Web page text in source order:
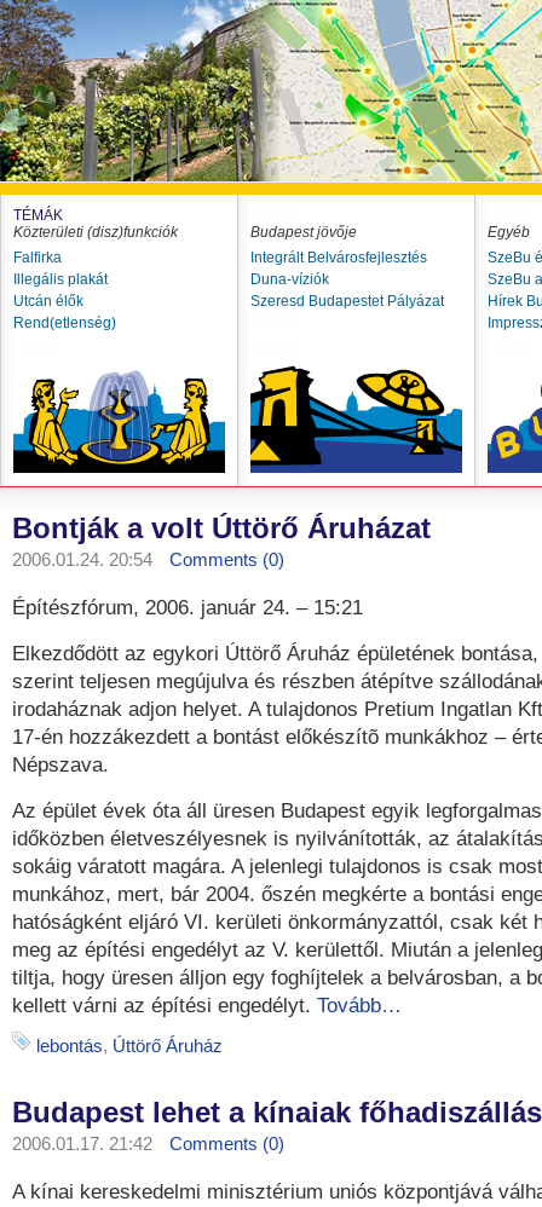
TÉMÁK
Közterületi (disz)funkciók
Falfirka
Illegális plakát
Utcán élők
Rend(etlenség)
Budapest jövője
Integrált Belvárosfejlesztés
Duna-víziók
Szeresd Budapestet Pályázat
Egyéb
SzeBu
SzeBu
Hírek
Bontják a volt Úttörő Áruházat
2006.01.24. 20:54 Comments (0)
Építészfórum, 2006. január 24. – 15:21
Elkezdődött az egykori Úttörő Áruház épületének
szerint teljesen megújulva és részben átépítve
irodaháznak adjon helyet. A tulajdonos Pretium Ingatlan
17-én hozzákezdett a bontást előkészítõ munkákhoz –
Népszava.
Az épület évek óta áll üresen Budapest egyik
időközben életveszélyesnek is nyilvánították, az
sokáig váratott magára. A jelenlegi tulajdonos is csak
munkához, mert, bár 2004. őszén megkérte a bontási
hatóságként eljáró VI. kerületi önkormányzattól, csak két
meg az építési engedélyt az V. kerülettől. Miután a
tiltja, hogy üresen álljon egy foghíjtelek a belvárosban, a
kellett várni az építési engedélyt. Tovább…
lebontás, Úttörő Áruház
Budapest lehet a kínaiak
2006.01.17. 21:42 Comments (0)
A kínai kereskedelmi minisztérium uniós központjává